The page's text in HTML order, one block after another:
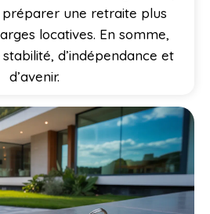
une retraite plus
locatives. En somme,
d’indépendance et
d’avenir.